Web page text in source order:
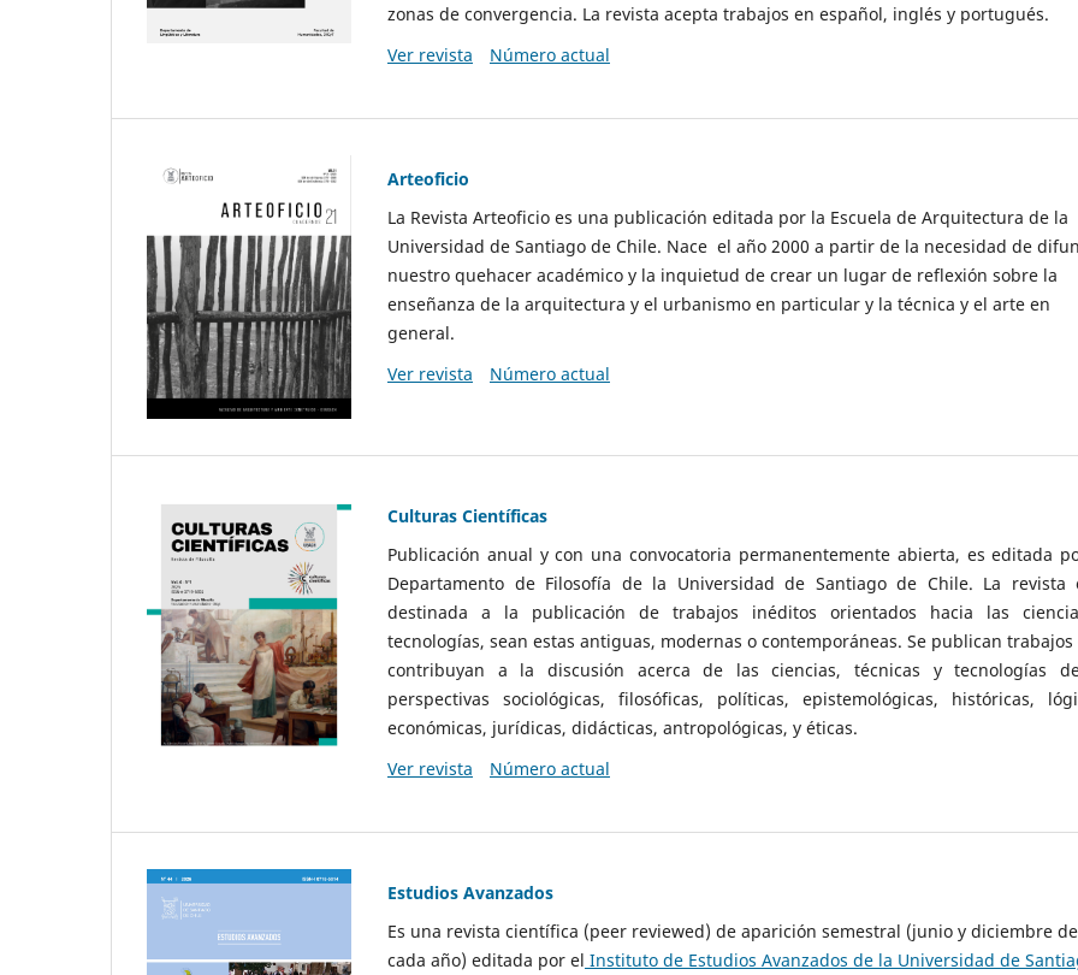
zonas de convergencia. La revista acepta trabajos en español, inglés y portugués.
Ver revista
Número actual
Arteoficio
La Revista Arteoficio es una publicación editada por la Escuela de Arquitectura de la
Universidad de Santiago de Chile. Nace el año 2000 a partir de la necesidad de
nuestro quehacer académico y la inquietud de crear un lugar de reflexión sobre la
enseñanza de la arquitectura y el urbanismo en particular y la técnica y el arte en
general.
Ver revista
Número actual
Culturas Científicas
Publicación anual y con una convocatoria permanentemente abierta, es editada
Departamento de Filosofía de la Universidad de Santiago de Chile. La revista
destinada a la publicación de trabajos inéditos orientados hacia las
tecnologías, sean estas antiguas, modernas o contemporáneas. Se publican
contribuyan a la discusión acerca de las ciencias, técnicas y tecnologías
perspectivas sociológicas, filosóficas, políticas, epistemológicas, históricas,
económicas, jurídicas, didácticas, antropológicas, y éticas.
Ver revista
Número actual
Estudios Avanzados
Es una revista científica (peer reviewed) de aparición semestral (junio y diciembre de
cada año) editada por el Instituto de Estudios Avanzados de la Universidad de